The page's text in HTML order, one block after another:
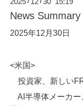
News Summary
2025年12月30日
<米国>
投資家、新しい
AI半導体メーカー